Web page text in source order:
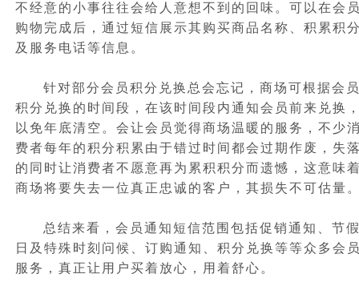
不经意的小事往往会给人意想不到的回味。可以在会
购物完成后，通过短信展示其购买商品名称、积累积
及服务电话等信息。
针对部分会员积分兑换总会忘记，商场可根据会
积分兑换的时间段，在该时间段内通知会员前来兑换
以免年底清空。会让会员觉得商场温暖的服务，不少
费者每年的积分积累由于错过时间都会过期作废，失
的同时让消费者不愿意再为累积积分而遗憾，这意味
商场将要失去一位真正忠诚的客户，其损失不可估量
总结来看， 会员通知短信范围包括促销通知、节
日及特殊时刻问候、订购通知、积分兑换等等众多会
服务，真正让用户买着放心，用着舒心。